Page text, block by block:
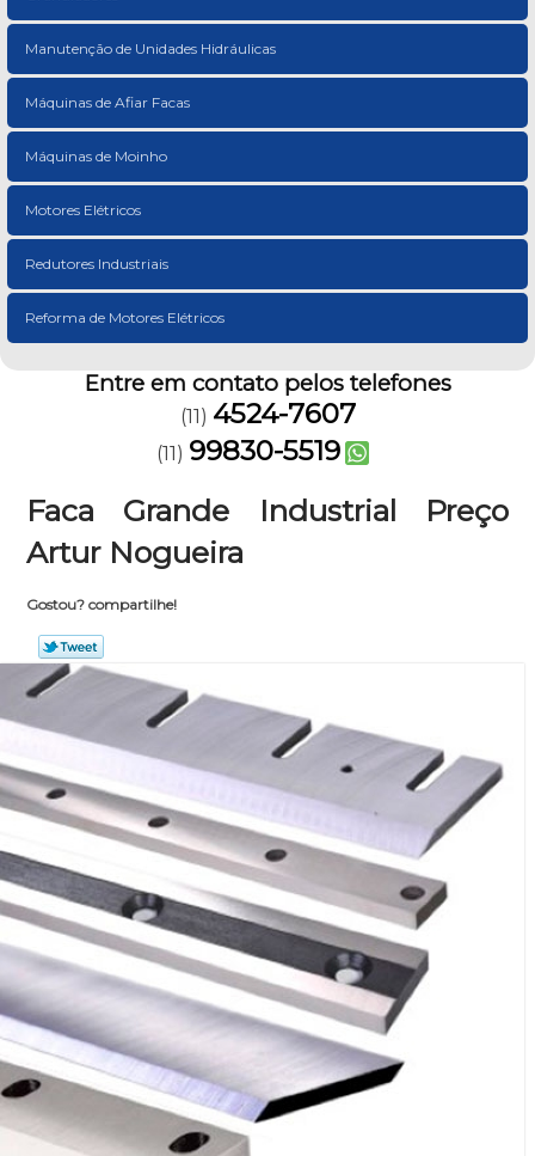
Manutenção de Unidades Hidráulicas
Máquinas de Afiar Facas
Máquinas de Moinho
Motores Elétricos
Redutores Industriais
Reforma de Motores Elétricos
Entre em contato pelos telefones
(11) 4524-7607
(11) 99830-5519
Faca Grande Industrial Preço
Artur Nogueira
Gostou? compartilhe!